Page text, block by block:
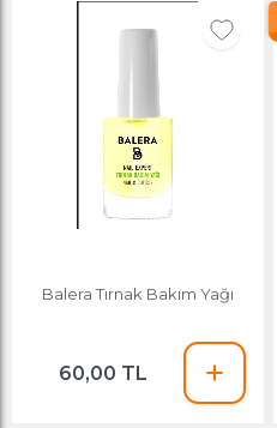
Balera Tırnak Bakım Yağı
60,00 TL